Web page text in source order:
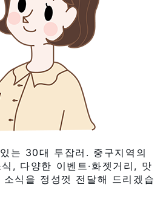
는 30대 투잡러. 중구지역의
, 다양한 이벤트·화젯거리, 맛
식을 정성껏 전달해 드리겠습